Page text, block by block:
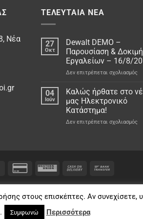
Νέα
ΤΕΛΕΥΤΑΊΑ ΝΈΑ
27
Οκτ
Dewalt DEMO –
Παρουσίαση & Δοκιμή
Εργαλείων – 16/8/
Δεν επιτρέπεται σχολιασμόςστο
04
Ιούν
Καλώς ήρθατε στο
μας Ηλεκτρονικό
Κατάστημα!
Δεν επιτρέπεται σχολιασμόςστο
και το μάστορα!• Με την επιφύλαξη
Χρήστος Δημητρόπουλος
στους επισκέπτες. Αν
Συμφωνώ Περισσότερα